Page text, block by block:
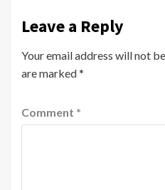
Leave a Reply
Your email address will not
are marked*
Comment *